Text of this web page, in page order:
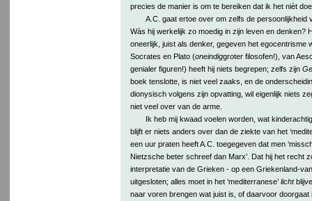
precies de manier is om te bereiken dat ik het nièt
A.C. gaat ertoe over om zelfs de persoonlijkheid
Wàs hij werkelijk zo moedig in zijn leven en denken?
oneerlijk, juist als denker, gegeven het egocentrisme
Socrates en Plato (oneindiggroter filosofen!), van
genialer figuren!) heeft hij niets begrepen; zelfs zijn
boek tenslotte, is niet veel zaaks, en de
dionysisch volgens zijn opvatting, wil eigenlijk niets
niet veel over van de arme.
Ik heb mij kwaad voelen worden, wat
blijft er niets anders over dan de ziekte van het
een uur praten heeft A.C. toegegeven dat men
Nietzsche beter schreef dan Marx’. Dat hij het recht
interpretatie van de Grieken - op een Griekenland-
uitgesloten; alles moet in het ‘mediterranese’ licht
naar voren brengen wat juist is, of daarvoor doorgaat